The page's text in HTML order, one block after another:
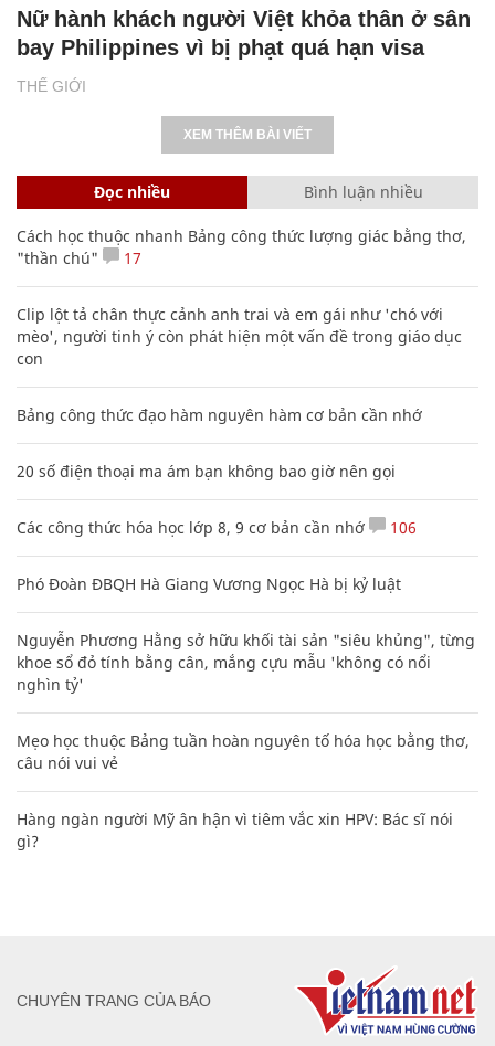
THẾ GIỚI
Nữ hành khách người Việt khỏa thân ở sân
bay Philippines vì bị phạt quá hạn visa
XEM THÊM BÀI VIẾT
Đọc nhiều Bình luận nhiều
Cách học thuộc nhanh Bảng công thức lượng giác bằng thơ,
"thần chú"
17
Clip lột tả chân thực cảnh anh trai và em gái như 'chó với
mèo', người tinh ý còn phát hiện một vấn đề trong giáo dục
con
Bảng công thức đạo hàm nguyên hàm cơ bản cần nhớ
20 số điện thoại ma ám bạn không bao giờ nên gọi
Các công thức hóa học lớp 8, 9 cơ bản cần nhớ 106
Phó Đoàn ĐBQH Hà Giang Vương Ngọc Hà bị kỷ luật
Nguyễn Phương Hằng sở hữu khối tài sản "siêu khủng", từng
khoe sổ đỏ tính bằng cân, mắng cựu mẫu 'không có nổi
nghìn tỷ'
Mẹo học thuộc Bảng tuần hoàn nguyên tố hóa học bằng thơ,
câu nói vui vẻ
Hàng ngàn người Mỹ ân hận vì tiêm vắc xin HPV: Bác sĩ nói
gì?
CHUYÊN TRANG CỦA BÁO